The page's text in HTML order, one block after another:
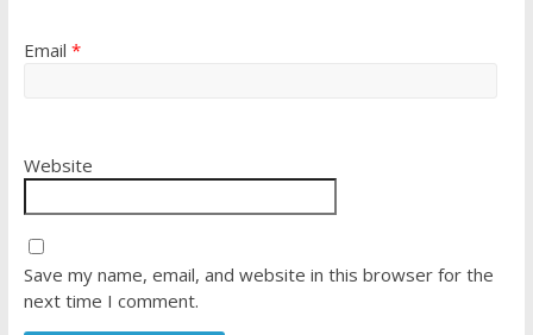
Email *
Website
Save my name, email, and website in this browser for the
next time I comment.